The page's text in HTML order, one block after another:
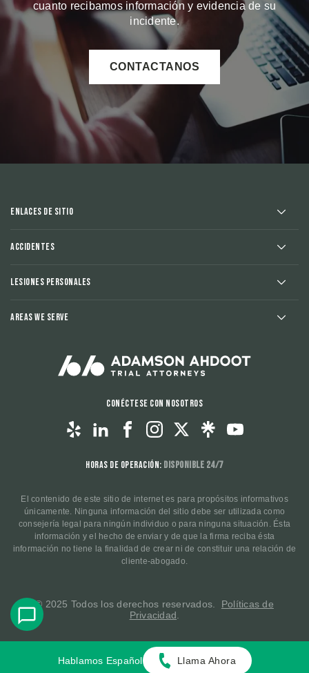
cuanto recibamos información y evidencia de su
incidente.
CONTACTANOS
Enlaces de sitio
Accidentes
Lesiones Personales
Areas We Serve
Conéctese con nosotros
Horas de operación: Disponible 24/7
El contenido de este sitio de internet es para propósitos informativos
únicamente. Ninguna información del sitio debe ser utilizada como
consejería legal para ningún individuo o para ninguna situación. Ésta
información y el hecho de enviar y de que la firma reciba ésta
información no tiene la finalidad de crear ni de constituir una relación de
cliente-abogado.
© 2025 Todos los derechos reservados. Políticas de
Privacidad
Hablamos Español Llama Ahora